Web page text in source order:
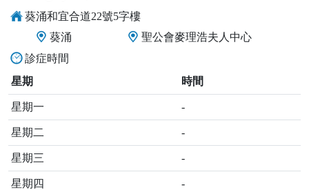
葵涌和宜合道22號5字樓
葵涌
聖公會麥理浩夫人中心
診症時間
星期
時間
星期一 -
星期二 -
星期三 -
星期四 -